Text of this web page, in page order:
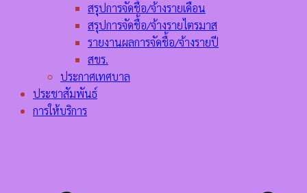
สรุปการจัดชื้อ/จ้างรายเดือน
สรุปการจัดชื้อ/จ้างรายไตรมาส
รายงานผลการจัดชื้อ/จ้างรายปี
สขร.
ประกาศเทศบาล
ประชาสัมพันธ์
การให้บริการ